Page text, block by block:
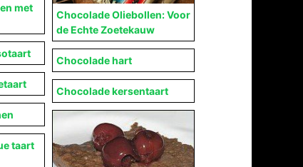
Chocolade hart
Chocolade kersentaart
taart
met
Chocolade Oliebollen: Voor
de Echte Zoetekauw